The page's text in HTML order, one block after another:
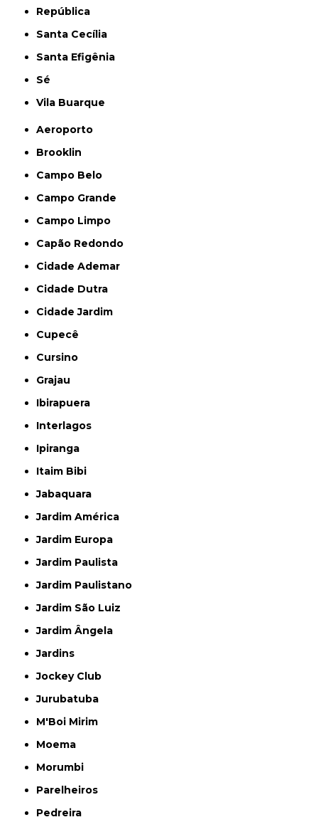
República
Santa Cecília
Santa Efigênia
Sé
Vila Buarque
Aeroporto
Brooklin
Campo Belo
Campo Grande
Campo Limpo
Capão Redondo
Cidade Ademar
Cidade Dutra
Cidade Jardim
Cupecê
Cursino
Grajau
Ibirapuera
Interlagos
Ipiranga
Itaim Bibi
Jabaquara
Jardim América
Jardim Europa
Jardim Paulista
Jardim Paulistano
Jardim São Luiz
Jardim Ângela
Jardins
Jockey Club
Jurubatuba
M'Boi Mirim
Moema
Morumbi
Parelheiros
Pedreira